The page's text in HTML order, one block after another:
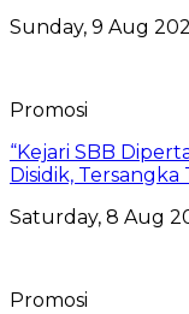
Sunday, 9 Aug
Promosi
“Kejari SBB
Disidik,
Saturday, 8 Aug
Promosi